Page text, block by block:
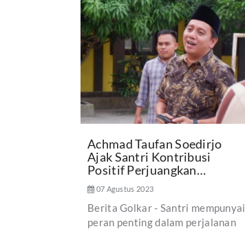
Achmad Taufan Soedirjo
Ajak Santri Kontribusi
Positif Perjuangkan…
07 Agustus 2023
Berita Golkar - Santri mempunyai
peran penting dalam perjalanan